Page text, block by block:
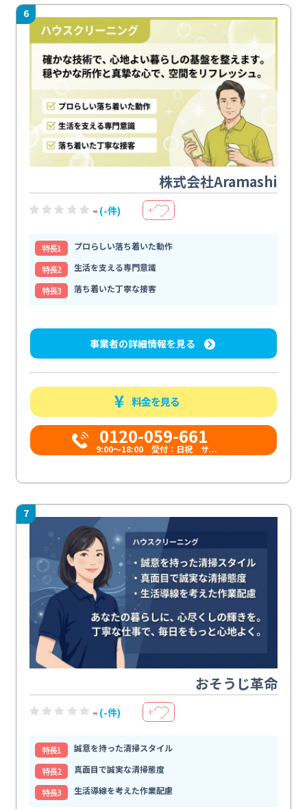
6
株式会社Aramashi
- (-件) ＋
特⻑1
プロらしい落ち着いた動作
特⻑2
生活を支える専門意識
特⻑3
落ち着いた丁寧な接客
事業者の詳細情報を見る
料金を見る
0120-059-661
9:00〜18:00 受付：日祝 サ...
7
おそうじ革命
- (-件) ＋
特⻑1
誠意を持った清掃スタイル
特⻑2
真面目で誠実な清掃態度
特⻑3
生活導線を考えた作業配慮